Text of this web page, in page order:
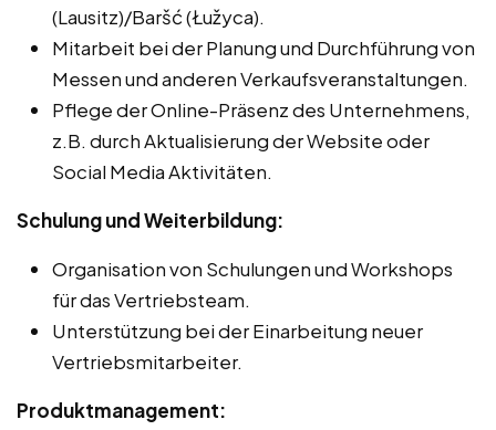
(Lausitz)/Baršć (Łužyca).
Mitarbeit bei der Planung und Durchführung von
Messen und anderen Verkaufsveranstaltungen.
Pflege der Online-Präsenz des Unternehmens,
z.B. durch Aktualisierung der Website oder
Social Media Aktivitäten.
Schulung und Weiterbildung:
Organisation von Schulungen und Workshops
für das Vertriebsteam.
Unterstützung bei der Einarbeitung neuer
Vertriebsmitarbeiter.
Produktmanagement: